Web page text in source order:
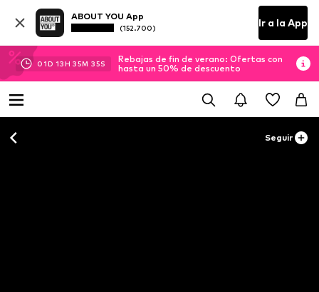
ABOUT YOU App
(152.700) Ir a la App
01D 13H 35M 34S
Rebajas de fin de verano: Ofertas con
hasta un 50% de descuento
Seguir